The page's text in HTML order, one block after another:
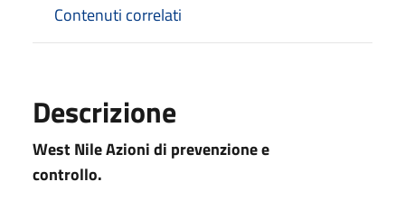
Contenuti correlati
Descrizione
West Nile Azioni di prevenzione e
controllo.